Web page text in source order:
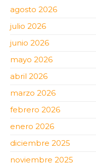
agosto 2026
julio 2026
junio 2026
mayo 2026
abril 2026
marzo 2026
febrero 2026
enero 2026
diciembre 2025
noviembre 2025